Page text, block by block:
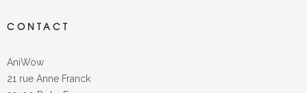
CONTACT
AniWow
21 rue Anne Franck